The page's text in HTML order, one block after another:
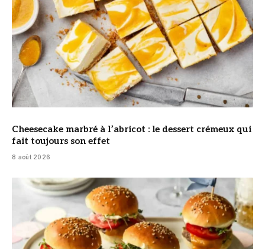
Cheesecake marbré à l’abricot : le dessert crémeux qui
fait toujours son effet
8 août 2026
© DR